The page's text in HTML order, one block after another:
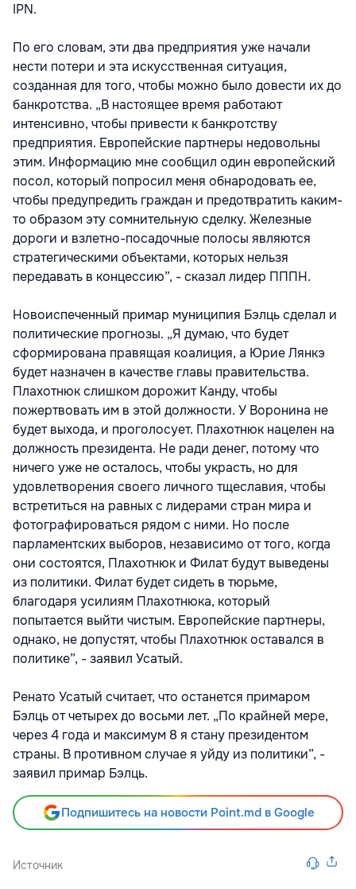
IPN.
По его словам, эти два предприятия уже начали
нести потери и эта искусственная ситуация,
созданная для того, чтобы можно было довести их до
банкротства. „В настоящее время работают
интенсивно, чтобы привести к банкротству
предприятия. Европейские партнеры недовольны
этим. Информацию мне сообщил один европейский
посол, который попросил меня обнародовать ее,
чтобы предупредить граждан и предотвратить каким-
то образом эту сомнительную сделку. Железные
дороги и взлетно-посадочные полосы являются
стратегическими объектами, которых нельзя
передавать в концессию”, - сказал лидер ПППН.
Новоиспеченный примар муниципия Бэлць сделал и
политические прогнозы. „Я думаю, что будет
сформирована правящая коалиция, а Юрие Лянкэ
будет назначен в качестве главы правительства.
Плахотнюк слишком дорожит Канду, чтобы
пожертвовать им в этой должности. У Воронина не
будет выхода, и проголосует. Плахотнюк нацелен на
должность президента. Не ради денег, потому что
ничего уже не осталось, чтобы украсть, но для
удовлетворения своего личного тщеславия, чтобы
встретиться на равных с лидерами стран мира и
фотографироваться рядом с ними. Но после
парламентских выборов, независимо от того, когда
они состоятся, Плахотнюк и Филат будут выведены
из политики. Филат будет сидеть в тюрьме,
благодаря усилиям Плахотнюка, который
попытается выйти чистым. Европейские партнеры,
однако, не допустят, чтобы Плахотнюк оставался в
политике”, - заявил Усатый.
Ренато Усатый считает, что останется примаром
Бэлць от четырех до восьми лет. „По крайней мере,
через 4 года и максимум 8 я стану президентом
страны. В противном случае я уйду из политики”, -
заявил примар Бэлць.
Подпишитесь на новости Point.md в Google
Источник